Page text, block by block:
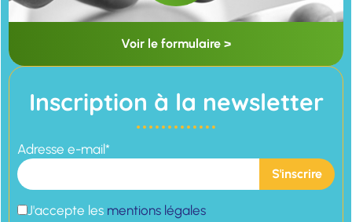
Voir le formulaire >
Inscription à la newsletter
Adresse e-mail*
J'accepte les mentions légales